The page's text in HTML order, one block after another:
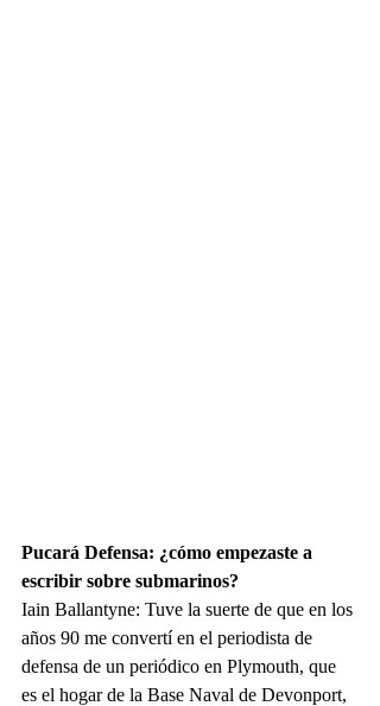
Pucará Defensa: ¿cómo empezaste a
escribir sobre submarinos?
Iain Ballantyne: Tuve la suerte de que en los
años 90 me convertí en el periodista de
defensa de un periódico en Plymouth, que
es el hogar de la Base Naval de Devonport,